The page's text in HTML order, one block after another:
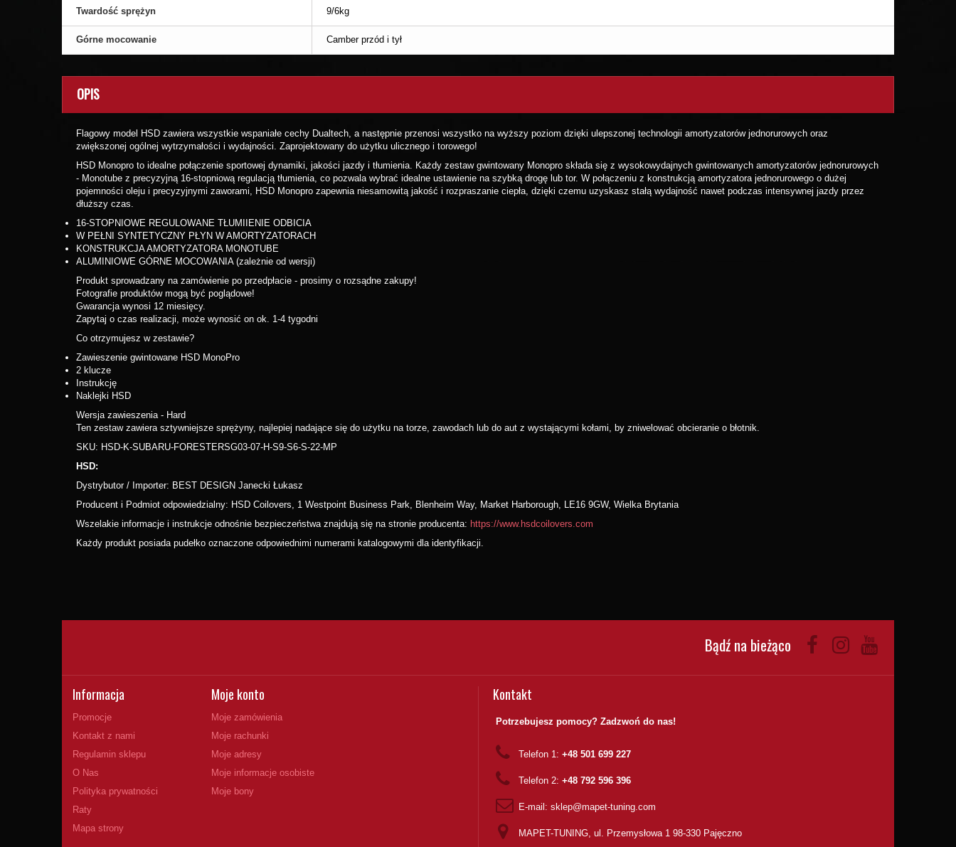
Twardość sprężyn 9/6kg
Górne mocowanie Camber przód i tył
OPIS
Flagowy model HSD zawiera wszystkie wspaniałe cechy Dualtech, a następnie przenosi wszystko na wyższy poziom dzięki ulepszonej technologii amortyzatorów jednorurowych oraz
zwiększonej ogólnej wytrzymałości i wydajności. Zaprojektowany do użytku ulicznego i torowego!
HSD Monopro to idealne połączenie sportowej dynamiki, jakości jazdy i tłumienia. Każdy zestaw gwintowany Monopro składa się z wysokowydajnych gwintowanych amortyzatorów jednorurowych
- Monotube z precyzyjną 16-stopniową regulacją tłumienia, co pozwala wybrać idealne ustawienie na szybką drogę lub tor. W połączeniu z konstrukcją amortyzatora jednorurowego o dużej
pojemności oleju i precyzyjnymi zaworami, HSD Monopro zapewnia niesamowitą jakość i rozpraszanie ciepła, dzięki czemu uzyskasz stałą wydajność nawet podczas intensywnej jazdy przez
dłuższy czas.
16-STOPNIOWE REGULOWANE TŁUMIIENIE ODBICIA
W PEŁNI SYNTETYCZNY PŁYN W AMORTYZATORACH
KONSTRUKCJA AMORTYZATORA MONOTUBE
ALUMINIOWE GÓRNE MOCOWANIA (zależnie od wersji)
Produkt sprowadzany na zamówienie po przedpłacie - prosimy o rozsądne zakupy!
Fotografie produktów mogą być poglądowe!
Gwarancja wynosi 12 miesięcy.
Zapytaj o czas realizacji, może wynosić on ok. 1-4 tygodni
Co otrzymujesz w zestawie?
Zawieszenie gwintowane HSD MonoPro
2 klucze
Instrukcję
Naklejki HSD
Wersja zawieszenia - Hard
Ten zestaw zawiera sztywniejsze sprężyny, najlepiej nadające się do użytku na torze, zawodach lub do aut z wystającymi kołami, by zniwelować obcieranie o błotnik.
SKU: HSD-K-SUBARU-FORESTERSG03-07-H-S9-S6-S-22-MP
HSD:
Dystrybutor / Importer: BEST DESIGN Janecki Łukasz
Producent i Podmiot odpowiedzialny: HSD Coilovers, 1 Westpoint Business Park, Blenheim Way, Market Harborough, LE16 9GW, Wielka Brytania
Wszelakie informacje i instrukcje odnośnie bezpieczeństwa znajdują się na stronie producenta: https://www.hsdcoilovers.com
Każdy produkt posiada pudełko oznaczone odpowiednimi numerami katalogowymi dla identyfikacji.
Bądź na bieżąco
Informacja
Promocje
Kontakt z nami
Regulamin sklepu
O Nas
Polityka prywatności
Raty
Mapa strony
Moje konto
Moje zamówienia
Moje rachunki
Moje adresy
Moje informacje osobiste
Moje bony
Kontakt
Potrzebujesz pomocy? Zadzwoń do nas!
Telefon 1: +48 501 699 227
Telefon 2: +48 792 596 396
E-mail: sklep@mapet-tuning.com
MAPET-TUNING, ul. Przemysłowa 1 98-330 Pajęczno